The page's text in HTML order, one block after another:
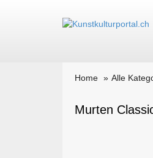
Home Alle
Murten